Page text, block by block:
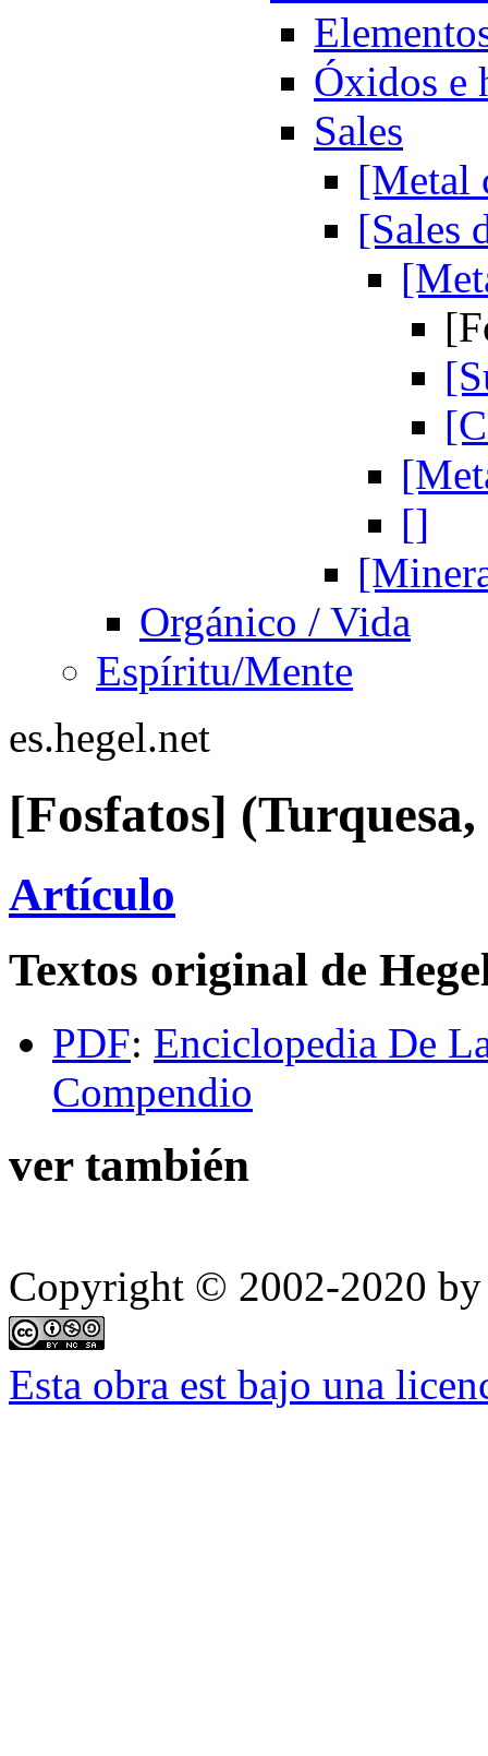
Óxidos e
Sales
[Metal
[Sales
[]
Orgánico / Vida
Espíritu/Mente
es.hegel.net
[Fosfatos]
Artículo
Textos original de
PDF: Enciclopedia De
Compendio
ver también
Copyright © 2002-2020 by
Esta obra est bajo una